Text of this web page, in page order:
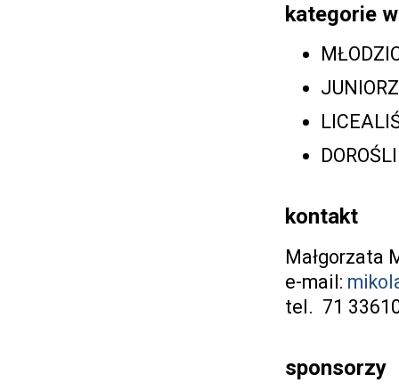
kategorie
DOROŚLI
kontakt
Małgorzata
e-mail:
tel. 71
sponsorzy